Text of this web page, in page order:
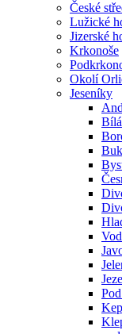
České
Lužické
Jizerské
Krkonoše
Okolí
Jeseníky